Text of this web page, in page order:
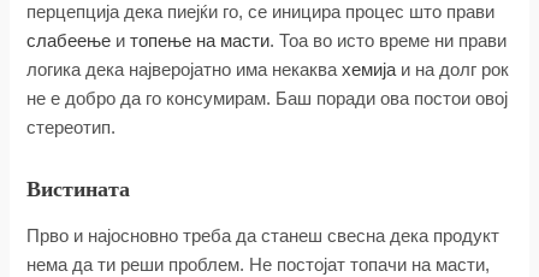
перцепција дека пиејќи го, се иницира процес што прави
слабеење итопење на масти. Тоа во исто време ни прави
логика дека најверојатно има некаквахемијаи на долг рок
не е добро да го консумирам. Баш поради ова постои овој
стереотип.
Вистината
Прво и најосновно треба да станеш свесна дека продукт
нема да ти реши проблем. Не постојат топачи на масти,